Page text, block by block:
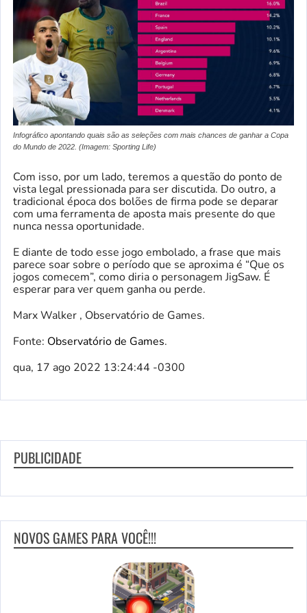
Infográfico apontando quais são as seleções com mais chances de ganhar a Copa
do Mundo de 2022. (Imagem: Sporting Life)
Com isso, por um lado, teremos a questão do ponto de
vista legal pressionada para ser discutida. Do outro, a
tradicional época dos bolões de firma pode se deparar
com uma ferramenta de aposta mais presente do que
nunca nessa oportunidade.
E diante de todo esse jogo embolado, a frase que mais
parece soar sobre o período que se aproxima é “Que os
jogos comecem”, como diria o personagem JigSaw. É
esperar para ver quem ganha ou perde.
Marx Walker , Observatório de Games.
Fonte: Observatório de Games.
qua, 17 ago 2022 13:24:44 -0300
PUBLICIDADE
NOVOS GAMES PARA VOCÊ!!!